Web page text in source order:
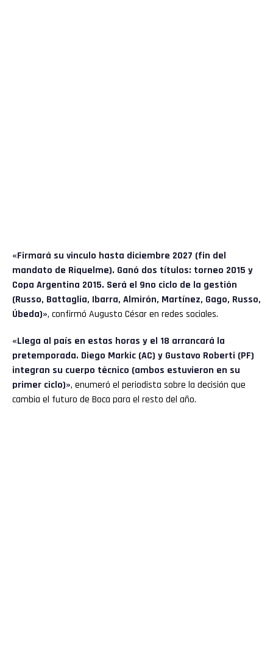
«Firmará su vinculo hasta diciembre 2027 (fin del
mandato de Riquelme). Ganó dos títulos: torneo 2015 y
Copa Argentina 2015. Será el 9no ciclo de la gestión
(Russo, Battaglia, Ibarra, Almirón, Martínez, Gago, Russo,
Úbeda)», confirmó Augusto César en redes sociales.
«Llega al país en estas horas y el 18 arrancará la
pretemporada. Diego Markic (AC) y Gustavo Roberti (PF)
integran su cuerpo técnico (ambos estuvieron en su
primer ciclo)», enumeró el periodista sobre la decisión que
cambia el futuro de Boca para el resto del año.